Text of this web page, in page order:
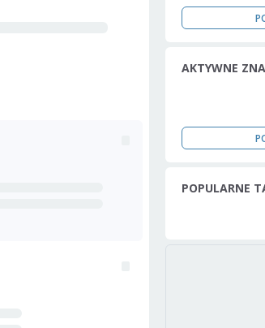
AKTYWNE
POPULARNE